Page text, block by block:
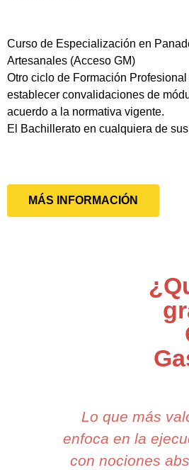
Curso de Especialización en
Artesanales (Acceso GM)
Otro ciclo de Formación
establecer convalidaciones de
acuerdo a la normativa vigente.
El Bachillerato en cualquiera de
MÁS INFORMACIÓN
Lo que más
enfoca en la
con nociones